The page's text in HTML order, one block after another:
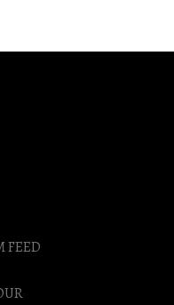
FEED